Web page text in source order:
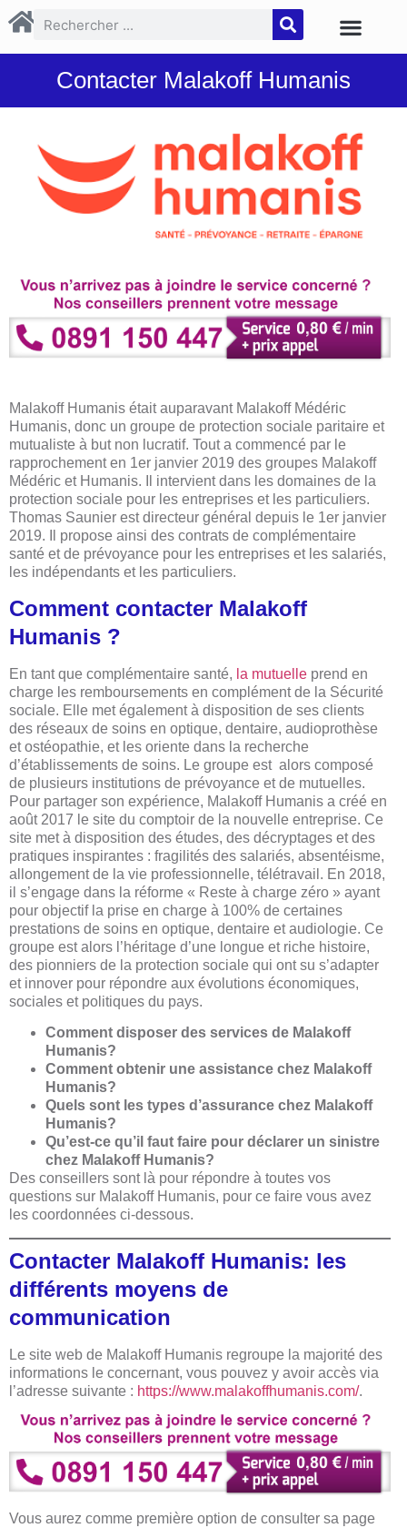
Contacter Malakoff Humanis
Malakoff Humanis était auparavant Malakoff Médéric
Humanis, donc un groupe de protection sociale paritaire et
mutualiste à but non lucratif. Tout a commencé par le
rapprochement en 1er janvier 2019 des groupes Malakoff
Médéric et Humanis. Il intervient dans les domaines de la
protection sociale pour les entreprises et les particuliers.
Thomas Saunier est directeur général depuis le 1er janvier
2019. Il propose ainsi des contrats de complémentaire
santé et de prévoyance pour les entreprises et les salariés,
les indépendants et les particuliers.
Comment contacter Malakoff
Humanis ?
En tant que complémentaire santé, la mutuelle prend en
charge les remboursements en complément de la Sécurité
sociale. Elle met également à disposition de ses clients
des réseaux de soins en optique, dentaire, audioprothèse
et ostéopathie, et les oriente dans la recherche
d’établissements de soins. Le groupe est alors composé
de plusieurs institutions de prévoyance et de mutuelles.
Pour partager son expérience, Malakoff Humanis a créé en
août 2017 le site du comptoir de la nouvelle entreprise. Ce
site met à disposition des études, des décryptages et des
pratiques inspirantes : fragilités des salariés, absentéisme,
allongement de la vie professionnelle, télétravail. En 2018,
il s’engage dans la réforme « Reste à charge zéro » ayant
pour objectif la prise en charge à 100% de certaines
prestations de soins en optique, dentaire et audiologie. Ce
groupe est alors l’héritage d’une longue et riche histoire,
des pionniers de la protection sociale qui ont su s’adapter
et innover pour répondre aux évolutions économiques,
sociales et politiques du pays.
Comment disposer des services de Malakoff
Humanis?
Comment obtenir une assistance chez Malakoff
Humanis?
Quels sont les types d’assurance chez Malakoff
Humanis?
Qu’est-ce qu’il faut faire pour déclarer un sinistre
chez Malakoff Humanis?
Des conseillers sont là pour répondre à toutes vos
questions sur Malakoff Humanis, pour ce faire vous avez
les coordonnées ci-dessous.
Contacter Malakoff Humanis: les
différents moyens de
communication
Le site web de Malakoff Humanis regroupe la majorité des
informations le concernant, vous pouvez y avoir accès via
l’adresse suivante : https://www.malakoffhumanis.com/.
Vous aurez comme première option de consulter sa page